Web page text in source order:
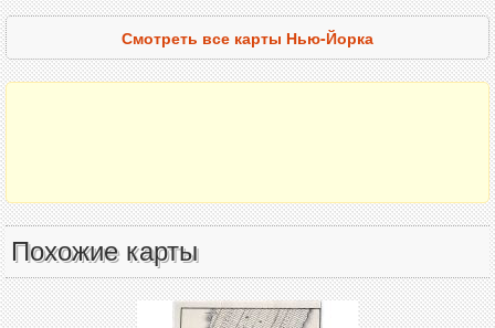
Смотреть все карты Нью-Йорка
Похожие карты